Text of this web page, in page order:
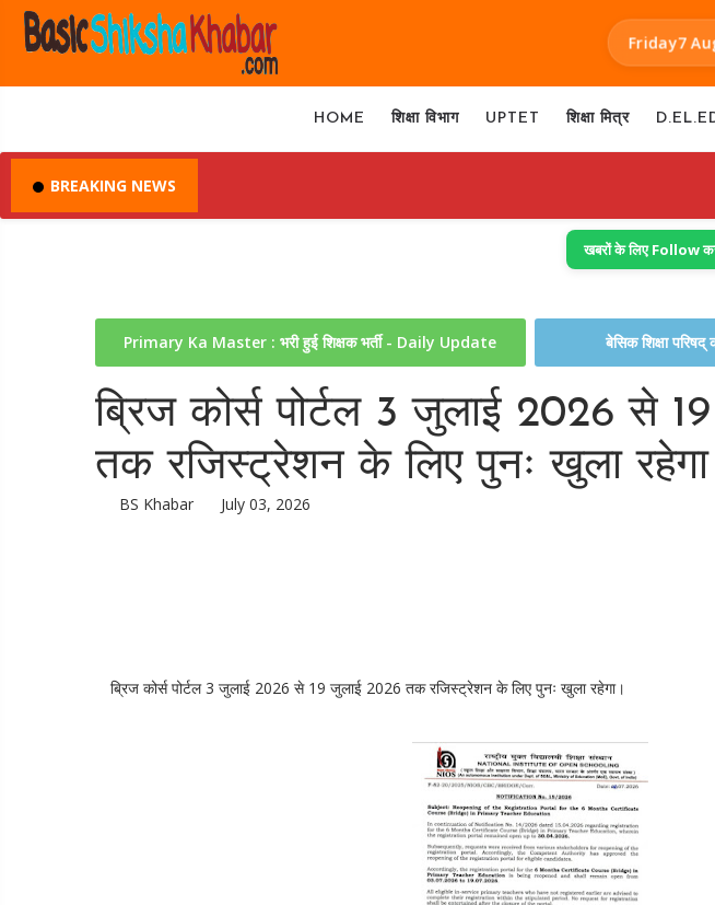
Friday7
HOME शिक्षा विभाग UPTET शिक्षा मित्र
BREAKING NEWS
खबरों के लिए Follow
Primary Ka Master : भरी हुई शिक्षक भर्ती - Daily Update बेसिक शिक्षा
ब्रिज कोर्स पोर्टल 3 जुलाई 2026 से
तक रजिस्ट्रेशन के लिए पुनः खुला
BS Khabar July 03, 2026
ब्रिज कोर्स पोर्टल 3 जुलाई 2026 से 19 जुलाई 2026 तक रजिस्ट्रेशन के लिए पुनः खुला रहेगा।